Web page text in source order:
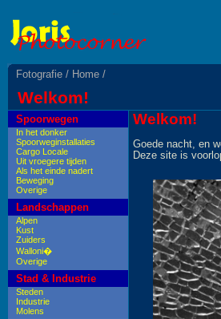
Fotografie / Home /
Welkom!
Spoorwegen
In het donker
Spoorweginstallaties
Cargo Locale
Uit vroegere tijden
Als het einde nadert
Beweging
Overige
Landschappen
Alpen
Kust
Zuiders
Walloni�
Overige
Stad & Industrie
Steden
Industrie
Molens
Welkom!
Goede nacht, en
Deze site is